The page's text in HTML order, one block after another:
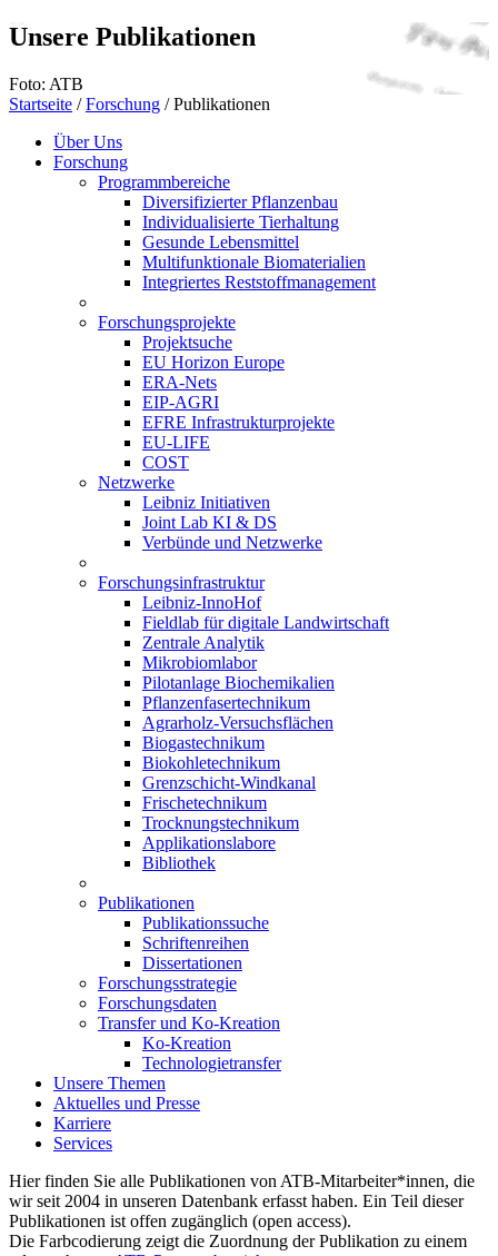
Unsere Publikationen
Foto: ATB
Startseite / Forschung /Publikationen
Über Uns
Forschung
Programmbereiche
Diversifizierter Pflanzenbau
Individualisierte Tierhaltung
Gesunde Lebensmittel
Multifunktionale Biomaterialien
Integriertes Reststoffmanagement
Forschungsprojekte
Projektsuche
EU Horizon Europe
ERA-Nets
EIP-AGRI
EFRE Infrastrukturprojekte
EU-LIFE
COST
Netzwerke
Leibniz Initiativen
Joint Lab KI & DS
Verbünde und Netzwerke
Forschungsinfrastruktur
Leibniz-InnoHof
Fieldlab für digitale Landwirtschaft
Zentrale Analytik
Mikrobiomlabor
Pilotanlage Biochemikalien
Pflanzenfasertechnikum
Agrarholz-Versuchsflächen
Biogastechnikum
Biokohletechnikum
Grenzschicht-Windkanal
Frischetechnikum
Trocknungstechnikum
Applikationslabore
Bibliothek
Publikationen
Publikationssuche
Schriftenreihen
Dissertationen
Forschungsstrategie
Forschungsdaten
Transfer und Ko-Kreation
Ko-Kreation
Technologietransfer
Unsere Themen
Aktuelles und Presse
Karriere
Services
Hier finden Sie alle Publikationen von ATB-Mitarbeiter*innen, die
wir seit 2004 in unseren Datenbank erfasst haben. ​Ein Teil dieser
Publikationen ist offen zugänglich (open access).
Die Farbcodierung zeigt die Zuordnung der Publikation zu einem